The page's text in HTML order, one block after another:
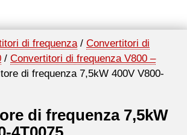
di frequenza/ Convertitori di
/ Convertitori di frequenza V800 –
di frequenza 7,5kW 400V V800-
di frequenza 7,5kW